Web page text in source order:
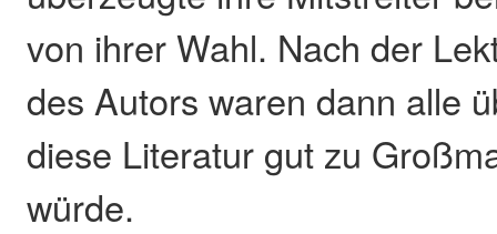
von ihrer Wahl. Nach der
des Autors waren dann alle
diese Literatur gut zu
würde.